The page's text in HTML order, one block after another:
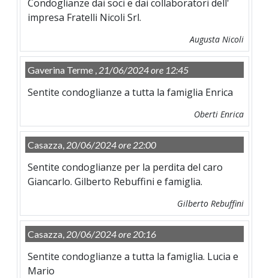
Condoglianze dai soci e dai collaboratori dell'
impresa Fratelli Nicoli Srl.
Augusta Nicoli
Gaverina Terme , 21/06/2024 ore 12:45
Sentite condoglianze a tutta la famiglia Enrica
Oberti Enrica
Casazza, 20/06/2024 ore 22:00
Sentite condoglianze per la perdita del caro
Giancarlo. Gilberto Rebuffini e famiglia.
Gilberto Rebuffini
Casazza, 20/06/2024 ore 20:16
Sentite condoglianze a tutta la famiglia. Lucia e
Mario